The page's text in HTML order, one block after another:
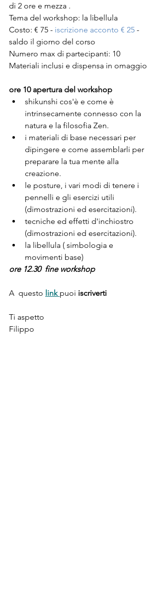
di 2 ore e mezza .
Tema del workshop: la libellula
Costo: € 75 - iscrizione acconto € 25 -
saldo il giorno del corso
Numero max di partecipanti: 10
Materiali inclusi e dispensa in omaggio
ore 10 apertura del workshop
shikunshi cos'è e come è
intrinsecamente connesso con la
natura e la filosofia Zen.
i materiali di base necessari per
dipingere e come assemblarli per
preparare la tua mente alla
creazione.
le posture, i vari modi di tenere i
pennelli e gli esercizi utili
(dimostrazioni ed esercitazioni).
tecniche ed effetti d'inchiostro
(dimostrazioni ed esercitazioni).
la libellula ( simbologia e
movimenti base)
ore 12.30  fine workshop
A  questo link puoi iscriverti
Ti aspetto
Filippo